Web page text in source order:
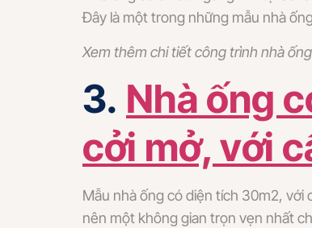
Đây là một trong những mẫu nhà
Xem thêm chi tiết công trình nhà
3. Nhà ống
cởi mở, với
Mẫu nhà ống có diện tích 30m2, với
nên một không gian trọn vẹn nhất